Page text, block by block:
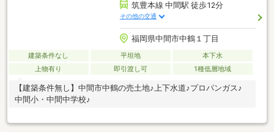
筑豊本線 中間駅 徒歩12分
その他の交通
福岡県中間市中鶴１丁目
建築条件なし 平坦地
本下水
上物有り
即引渡し可 1種低層地域
【建築条件無し】中間市中鶴の売土地♪上下水道♪プロパンガス♪
中間小・中間中学校♪